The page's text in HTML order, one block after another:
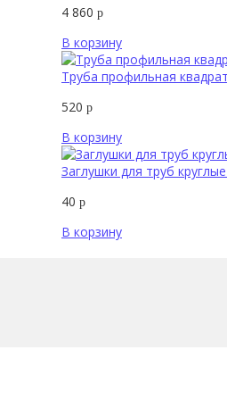
4 860 р
В корзину
Труба профильная
520 р
В корзину
Заглушки для труб
40 р
В корзину